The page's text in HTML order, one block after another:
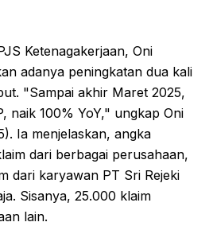
Ketenagakerjaan, Oni
adanya peningkatan dua kali
"Sampai akhir Maret 2025,
naik 100% YoY," ungkap Oni
Ia menjelaskan, angka
dari berbagai perusahaan,
dari karyawan PT Sri Rejeki
Sisanya, 25.000 klaim
lain.